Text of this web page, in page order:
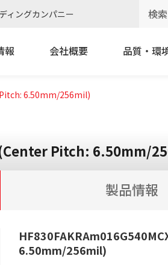
ィングカンパニー
報 会社概要 品質・環
6.50mm/256mil)
(Center Pitch: 6.50mm/
製品情報
6.50mm/256mil)